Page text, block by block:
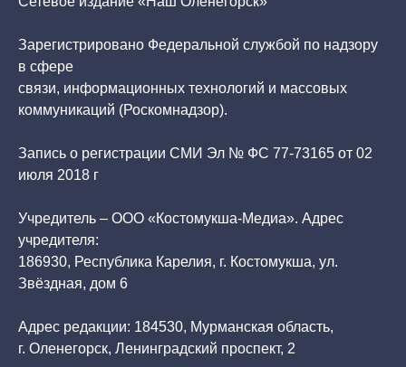
Зарегистрировано Федеральной службой по надзору
в сфере
связи, информационных технологий и массовых
коммуникаций (Роскомнадзор).
Запись о регистрации СМИ Эл № ФС 77-73165 от 02
июля 2018 г
Учредитель – ООО «Костомукша-Медиа». Адрес
учредителя:
186930, Республика Карелия, г. Костомукша, ул.
Звёздная, дом 6
Адрес редакции: 184530, Мурманская область,
г. Оленегорск, Ленинградский проспект, 2